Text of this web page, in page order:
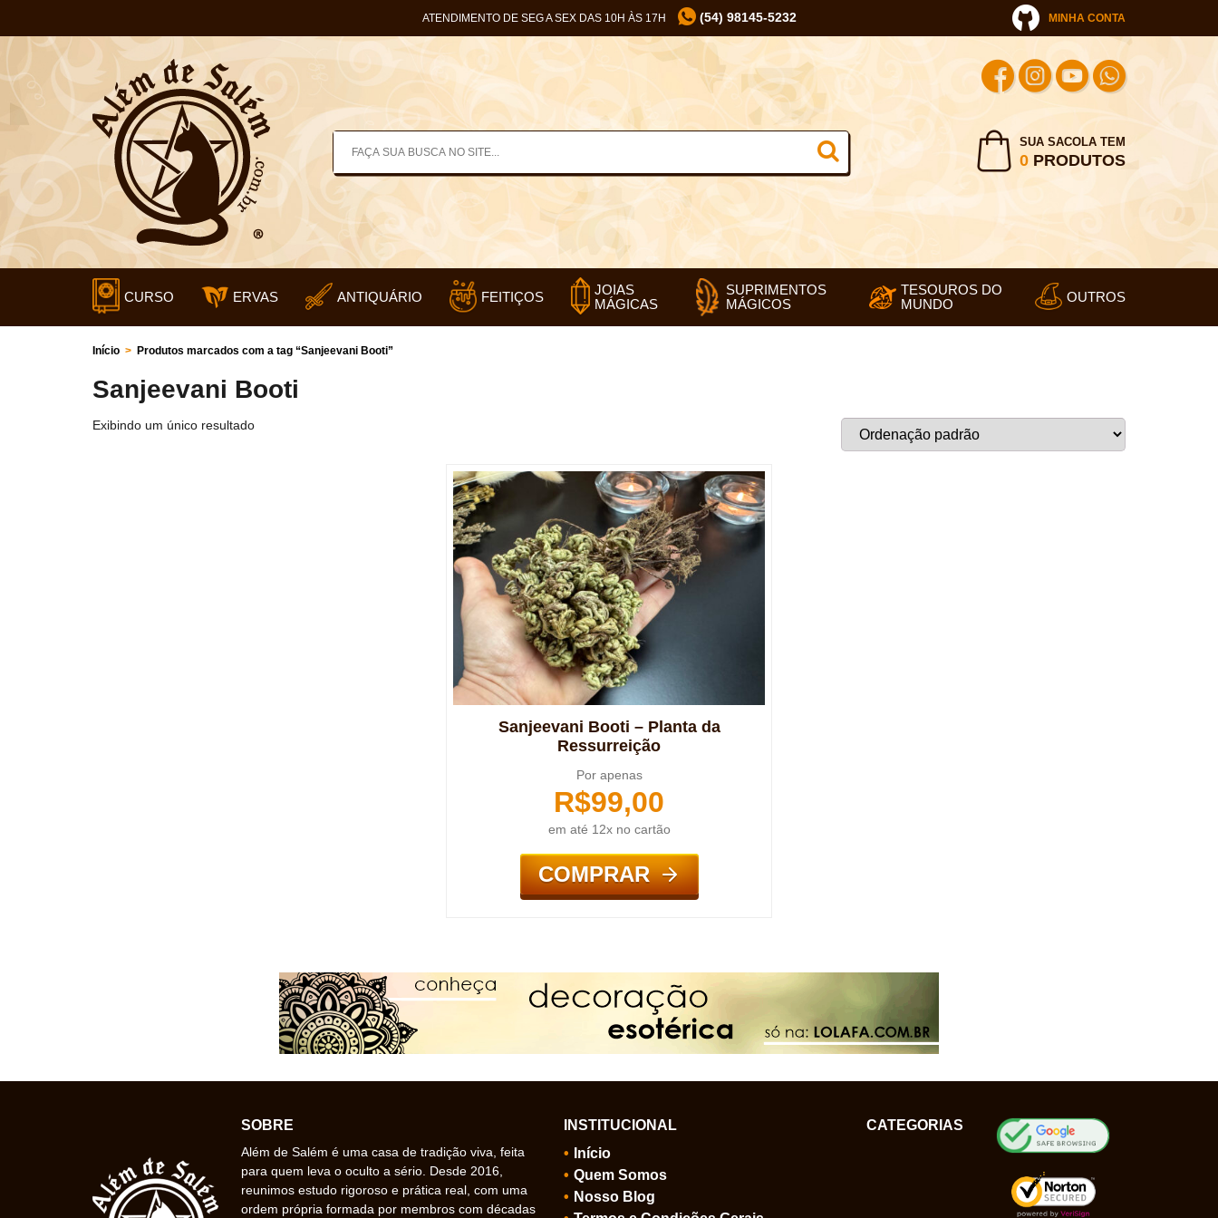
ATENDIMENTO DE SEG A SEX DAS 10H ÀS 17H (54) 98145-5232 MINHA CONTA
SUA SACOLA TEM
0PRODUTOS
CURSO ERVAS ANTIQUÁRIO FEITIÇOS
JOIAS
MÁGICAS
SUPRIMENTOS
MÁGICOS
TESOUROS DO
MUNDO
OUTROS
Início > Produtos marcados com a tag “Sanjeevani Booti”
Sanjeevani Booti
Exibindo um único resultado
Sanjeevani Booti – Planta da
Ressurreição
Por apenas
R$99,00
em até 12x no cartão
COMPRAR
SOBRE
Além de Salém é uma casa de tradição viva, feita
para quem leva o oculto a sério. Desde 2016,
reunimos estudo rigoroso e prática real, com uma
ordem própria formada por membros com décadas
INSTITUCIONAL
Início
Quem Somos
Nosso Blog
CATEGORIAS